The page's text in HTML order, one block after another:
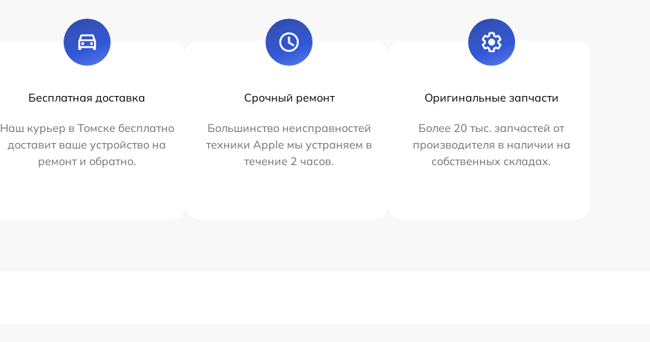
Бесплатная доставка
Наш курьер в Томске бесплатно
доставит ваше устройство на
ремонт и обратно.
Срочный ремонт
Большинство неисправностей
техники Apple мы устраняем в
течение 2 часов.
Оригинальные запчасти
Более 20 тыс. запчастей от
производителя в наличии на
собственных складах.